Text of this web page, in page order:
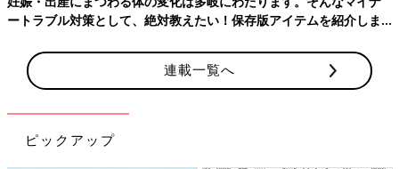
布おむつには、反物、輪形、成形の３タイプあります。反物は端
のが輪形タイプです。成形はすでに当てる形に整えられていま
す。
●おむつカバー
布おむつを固定し、もれを防止します。布おむつとセットで使い
ートラブル対策として、絶対教えたい！保存版アイテムを紹介しま
連載一覧へ
ピックアップ